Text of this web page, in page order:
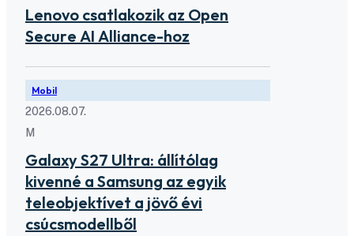
Lenovo csatlakozik az Open
Secure AI Alliance-hoz
Mobil
2026.08.07.
M
Galaxy S27 Ultra: állítólag
kivenné a Samsung az egyik
teleobjektívet a jövő évi
csúcsmodellből